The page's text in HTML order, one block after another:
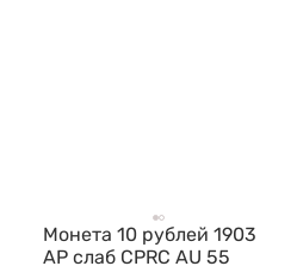
Монета 10 рублей 1903
АР слаб CPRC AU 55